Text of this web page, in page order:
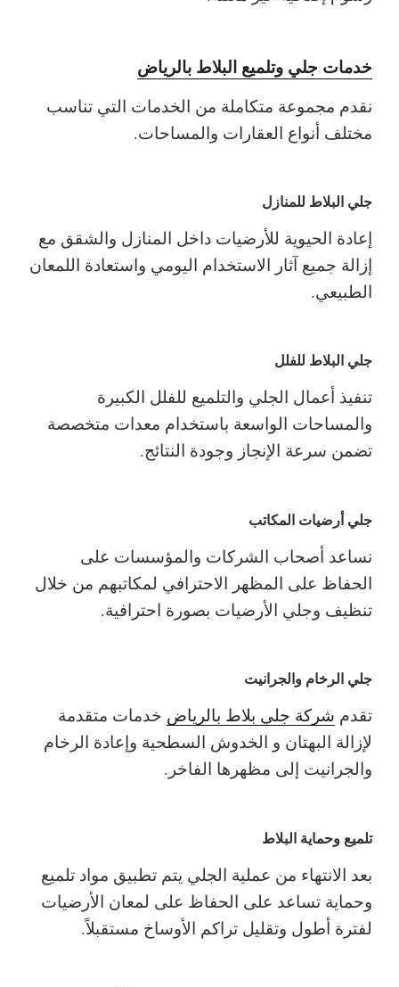
خدمات جلي وتلميع البلاط بالرياض
نقدم مجموعة متكاملة من الخدمات التي تناسب
مختلف أنواع العقارات والمساحات.
جلي البلاط للمنازل
إعادة الحيوية للأرضيات داخل المنازل والشقق مع
إزالة جميع آثار الاستخدام اليومي واستعادة اللمعان
الطبيعي.
جلي البلاط للفلل
تنفيذ أعمال الجلي والتلميع للفلل الكبيرة
والمساحات الواسعة باستخدام معدات متخصصة
تضمن سرعة الإنجاز وجودة النتائج.
جلي أرضيات المكاتب
نساعد أصحاب الشركات والمؤسسات على
الحفاظ على المظهر الاحترافي لمكاتبهم من خلال
تنظيف وجلي الأرضيات بصورة احترافية.
جلي الرخام والجرانيت
تقدم شركة جلي بلاط بالرياض خدمات متقدمة
لإزالة البهتان و الخدوش السطحية وإعادة الرخام
والجرانيت إلى مظهرها الفاخر.
تلميع وحماية البلاط
بعد الانتهاء من عملية الجلي يتم تطبيق مواد تلميع
وحماية تساعد على الحفاظ على لمعان الأرضيات
لفترة أطول وتقليل تراكم الأوساخ مستقبلاً.